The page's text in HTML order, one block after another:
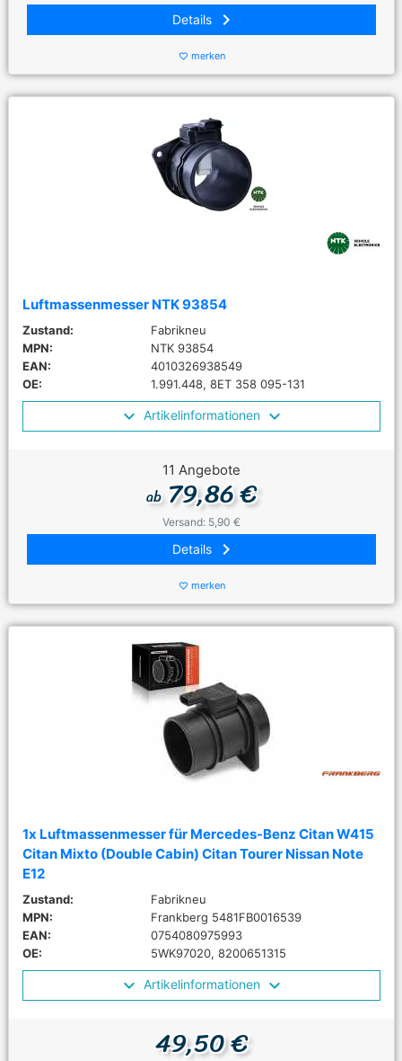
Details keyboard_arrow_right
favorite_border merken
Luftmassenmesser NTK 93854
Zustand:
Fabrikneu
MPN:
NTK 93854
EAN:
4010326938549
OE:
1.991.448, 8ET 358 095-131
Artikelinformationen
11 Angebote
ab79,86 €
Versand: 5,90 €
Details keyboard_arrow_right
favorite_border merken
1x Luftmassenmesser für Mercedes-Benz Citan W415
Citan Mixto (Double Cabin) Citan Tourer Nissan Note
E12
Zustand:
Fabrikneu
MPN:
Frankberg 5481FB0016539
EAN:
0754080975993
OE:
5WK97020, 8200651315
Artikelinformationen
49,50 €